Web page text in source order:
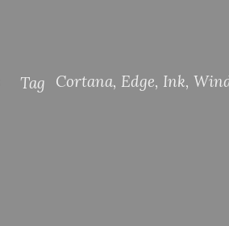
Tag Cortana, Edge, Ink,